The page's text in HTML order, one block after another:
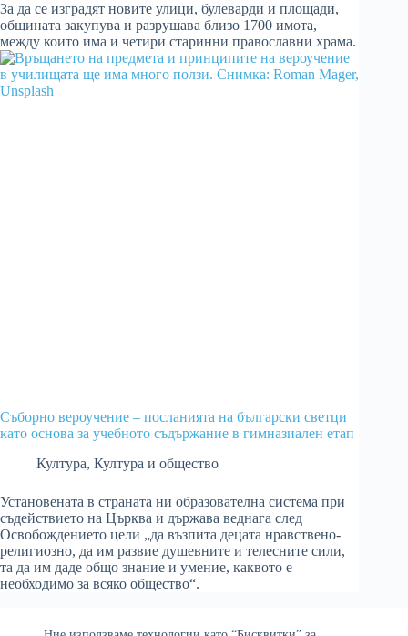
За да се изградят новите улици, булеварди и площади,
общината закупува и разрушава близо 1700 имота,
между които има и четири старинни православни храма.
Съборно вероучение – посланията на български светци
като основа за учебното съдържание в гимназиален етап
Култура, Култура и общество
Установената в страната ни образователна система при
съдействието на Църква и държава веднага след
Освобождението цели „да възпита децата нравствено-
религиозно, да им развие душевните и телесните сили,
та да им даде общо знание и умение, каквото е
необходимо за всяко общество“.